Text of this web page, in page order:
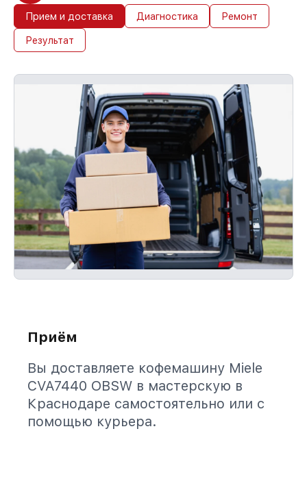
Прием и доставка Диагностика Ремонт
Результат
Приём
Вы доставляете кофемашину Miele
CVA7440 OBSW в мастерскую в
Краснодаре самостоятельно или с
помощью курьера.